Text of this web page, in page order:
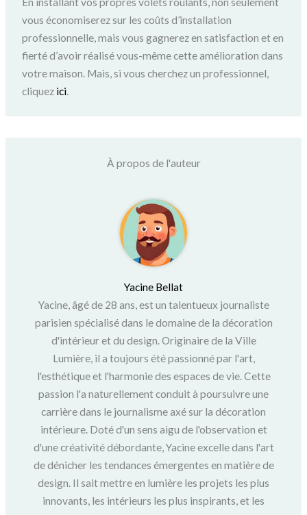
vous économiserez sur les coûts d’installation
professionnelle, mais vous gagnerez en satisfaction et en
fierté d’avoir réalisé vous-même cette amélioration dans
votre maison. Mais, si vous cherchez un professionnel,
cliquez ici.
À propos de l'auteur
Yacine Bellat
Yacine, âgé de 28 ans, est un talentueux journaliste
parisien spécialisé dans le domaine de la décoration
d'intérieur et du design. Originaire de la Ville
Lumière, il a toujours été passionné par l'art,
l'esthétique et l'harmonie des espaces de vie. Cette
passion l'a naturellement conduit à poursuivre une
carrière dans le journalisme axé sur la décoration
intérieure. Doté d'un sens aigu de l'observation et
d'une créativité débordante, Yacine excelle dans l'art
de dénicher les tendances émergentes en matière de
design. Il sait mettre en lumière les projets les plus
innovants, les intérieurs les plus inspirants, et les